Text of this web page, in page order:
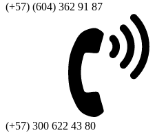
(+57) (604) 362 91 87
(+57) 300 622 43 80